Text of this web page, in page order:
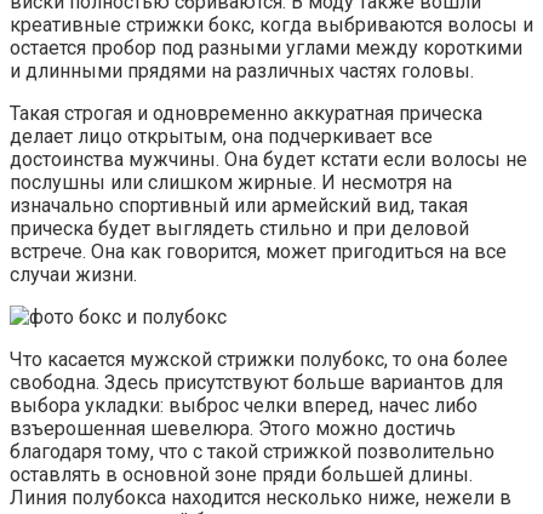
креативные стрижки бокс, когда выбриваются волосы и
остается пробор под разными углами между короткими
и длинными прядями на различных частях головы.
Такая строгая и одновременно аккуратная прическа
делает лицо открытым, она подчеркивает все
достоинства мужчины. Она будет кстати если волосы не
послушны или слишком жирные. И несмотря на
изначально спортивный или армейский вид, такая
прическа будет выглядеть стильно и при деловой
встрече. Она как говорится, может пригодиться на все
случаи жизни.
Что касается мужской стрижки полубокс, то она более
свободна. Здесь присутствуют больше вариантов для
выбора укладки: выброс челки вперед, начес либо
взъерошенная шевелюра. Этого можно достичь
благодаря тому, что с такой стрижкой позволительно
оставлять в основной зоне пряди большей длины.
Линия полубокса находится несколько ниже, нежели в